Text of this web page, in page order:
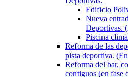
Edificio
Nueva
Deportivas.
Piscina
Reforma de las
pista deportiva.
Reforma del bar,
contiguos (en fase